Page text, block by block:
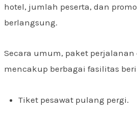
hotel, jumlah peserta, dan
berlangsung.
Secara umum, paket perjalanan
mencakup berbagai fasilitas
Tiket pesawat pulang pergi.